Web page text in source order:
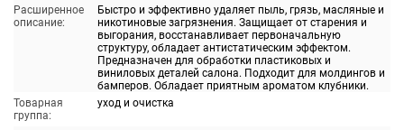
Расширенное
описание:
Быстро и эффективно удаляет пыль, грязь, масляные и
никотиновые загрязнения. Защищает от старения и
выгорания, восстанавливает первоначальную
структуру, обладает антистатическим эффектом.
Предназначен для обработки пластиковых и
виниловых деталей салона. Подходит для молдингов и
бамперов. Обладает приятным ароматом клубники.
Товарная
группа:
уход и очистка